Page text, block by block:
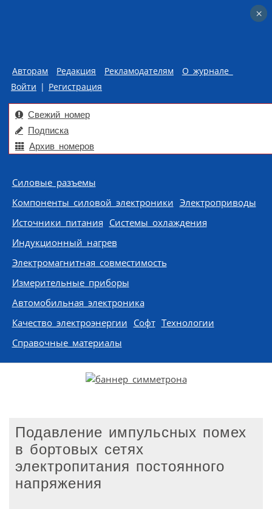
Авторам Редакция Рекламодателям
О журнале
Войти | Регистрация
Свежий номер
Подписка
Архив номеров
Skip to content
Силовые разъемы
Компоненты силовой электроники Электроприводы
Источники питания Системы охлаждения
Индукционный нагрев
Электромагнитная совместимость
Измерительные приборы
Автомобильная электроника
Качество электроэнергии Софт Технологии
Справочные материалы
Подавление импульсных помех
в бортовых сетях
электропитания постоянного
напряжения
×
×